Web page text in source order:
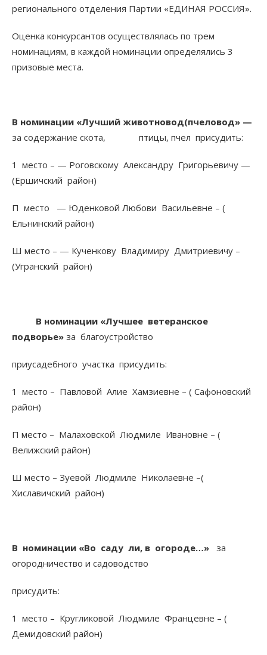
регионального отделения Партии «ЕДИНАЯ РОССИЯ».
Оценка конкурсантов осуществлялась по трем
номинациям, в каждой номинации определялись 3
призовые места.
В номинации «Лучший животновод(пчеловод» —
за содержание скота, птицы, пчел присудить:
1 место – — Роговскому Александру Григорьевичу —
(Ершичский район)
П место — Юденковой Любови Васильевне – (
Ельнинский район)
Ш место – — Кученкову Владимиру Дмитриевичу –
(Угранский район)
В номинации «Лучшее ветеранское
подворье» за благоустройство
приусадебного участка присудить:
1 место – Павловой Алие Хамзиевне – ( Сафоновский
район)
П место – Малаховской Людмиле Ивановне – (
Велижский район)
Ш место – Зуевой Людмиле Николаевне –(
Хиславичский район)
В номинации «Во саду ли, в огороде…» за
огородничество и садоводство
присудить:
1 место – Кругликовой Людмиле Францевне – (
Демидовский район)